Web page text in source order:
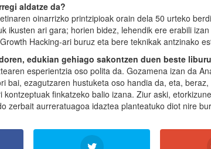
aldatze da?
oinarrizko printzipioak orain dela 50 urteko
ikusten ari gara; horien bidez, lehendik ere erabili
Hacking-ari buruz eta bere teknikak antzinako
edukian gehiago sakontzen duen beste
esperientzia oso polita da. Gozamena izan da
bai, ezagutzaren hustuketa oso handia da, eta,
finkatzeko balio izana. Ziur aski,
zerbait aurreratuagoa idaztea planteatuko diot nire